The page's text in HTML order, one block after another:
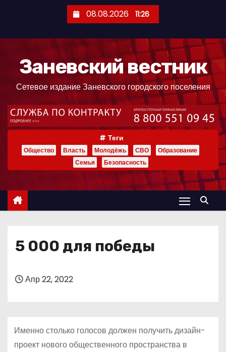
ж
08.08.2026 11:26
Заневский вестник
Сетевое издание Заневского городского поселения
Теги
Общество Власть Молодёжь СВО
Образование
Семья
Безопасность
5 000 для победы
Апр 22, 2022
Именно столько голосов должен получить дизайн-
проект нового общественного пространства в